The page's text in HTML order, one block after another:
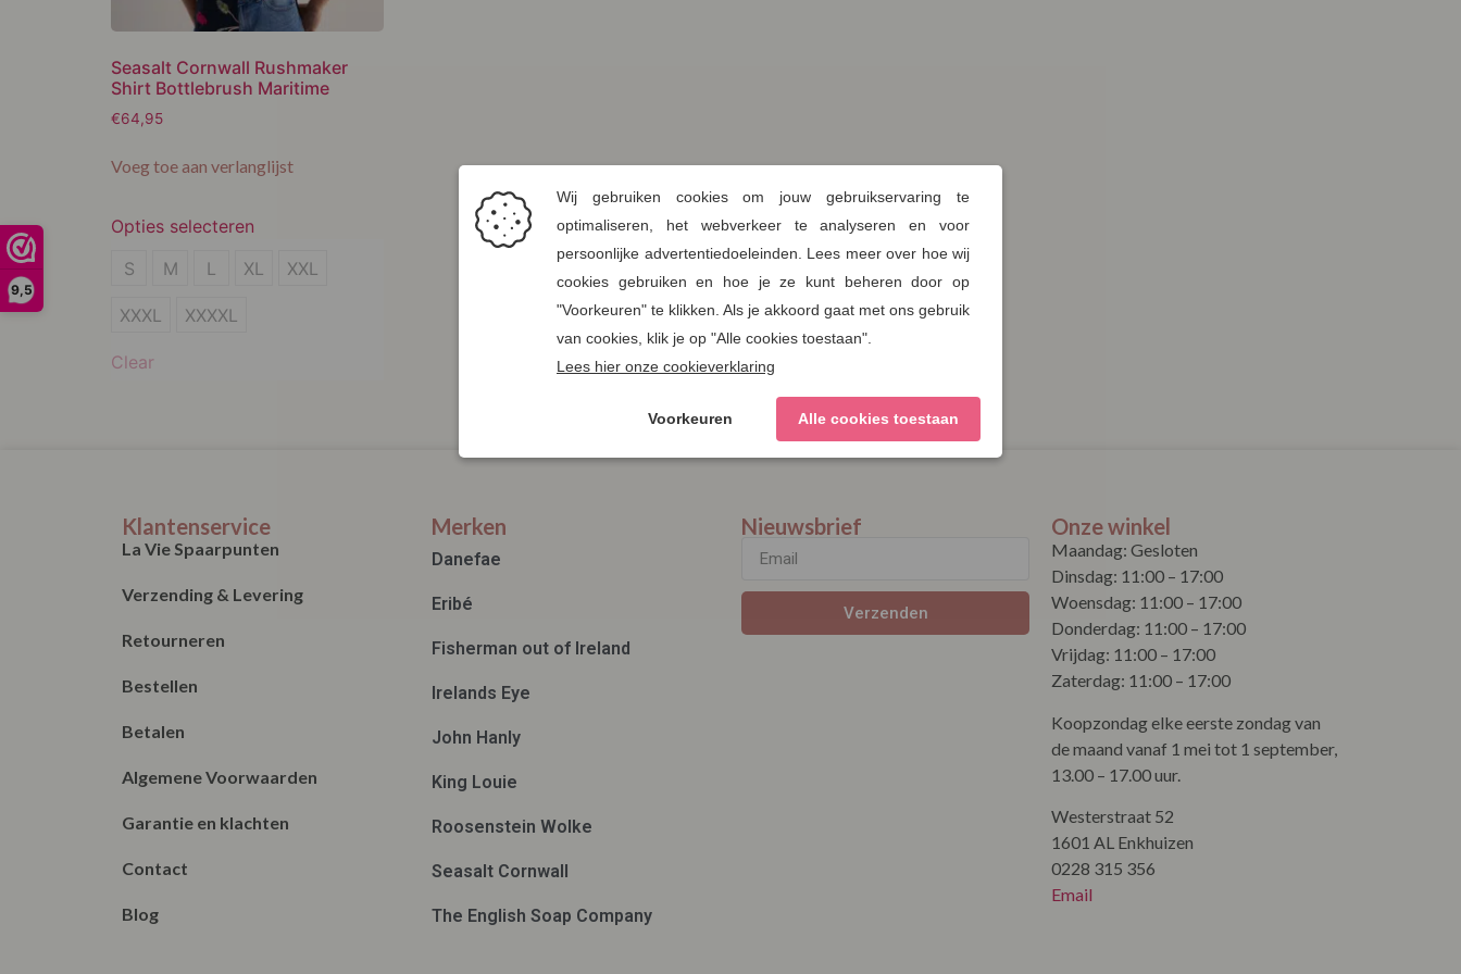
9,5
Seasalt Cornwall Rushmaker
Shirt Bottlebrush Maritime
€64,95
Voeg toe aan verlanglijst
Opties selecteren
S
M
XXXXL
S M L XL XXL
XXXL XXXXL
Clear
Klantenservice
La Vie Spaarpunten
Verzending & Levering
Retourneren
Bestellen
Betalen
Algemene Voorwaarden
Garantie en klachten
Contact
Blog
Merken
Danefae
Eribé
Fisherman out of Ireland
Irelands Eye
John Hanly
King Louie
Roosenstein Wolke
Seasalt Cornwall
The English Soap Company
Nieuwsbrief
Verzenden
Onze winkel
Maandag: Gesloten
Dinsdag: 11:00 – 17:00
Woensdag: 11:00 – 17:00
Donderdag: 11:00 – 17:00
Vrijdag: 11:00 – 17:00
Zaterdag: 11:00 – 17:00
Koopzondag elke eerste zondag van
de maand vanaf 1 mei tot 1 september,
13.00 – 17.00 uur.
Westerstraat 52
1601 AL Enkhuizen
0228 315 356
Email